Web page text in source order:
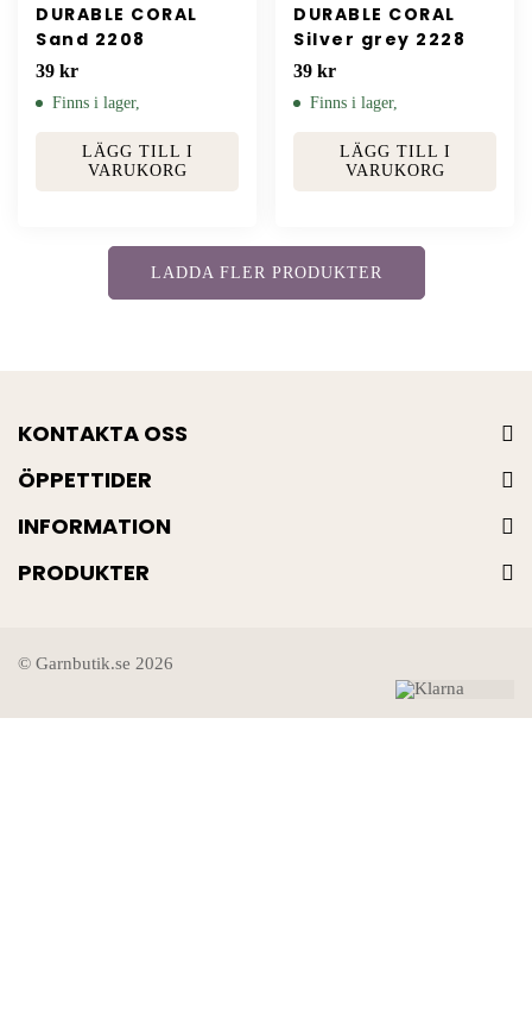
DURABLE CORAL
Sand 2208
39 kr
Finns i lager,
LÄGG TILL I
VARUKORG
DURABLE CORAL
Silver grey 2228
39 kr
Finns i lager,
LÄGG TILL I
VARUKORG
LADDA FLER PRODUKTER
KONTAKTA OSS
ÖPPETTIDER
INFORMATION
PRODUKTER
© Garnbutik.se 2026